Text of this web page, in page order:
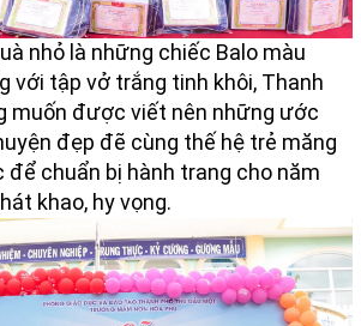
nhỏ là những chiếc Balo màu
với tập vở trắng tinh khôi, Thanh
muốn được viết nên những ước
đẹp đẽ cùng thế hệ trẻ măng
chuẩn bị hành trang cho năm
khao, hy vọng.